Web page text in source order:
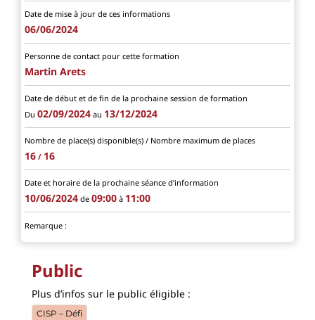
Date de mise à jour de ces informations
06/06/2024
Personne de contact pour cette formation
Martin Arets
Date de début et de fin de la prochaine session de formation
Du 02/09/2024au 13/12/2024
Nombre de place(s) disponible(s) / Nombre maximum de places
16 / 16
Date et horaire de la prochaine séance d’information
10/06/2024 de 09:00 à 11:00
Remarque :
Public
Plus d’infos sur le public éligible :
CISP – Défi